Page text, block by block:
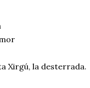
Xirgú, la desterrada.